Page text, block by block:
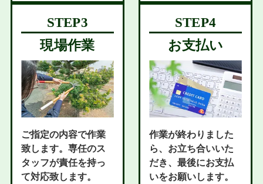
現場作業
ご指定の内容で作業
致します。専任のス
タッフが責任を持っ
て対応致します。
お支払い
作業が終わりました
ら、お立ち合いいた
だき、最後にお支払
いをお願いします。